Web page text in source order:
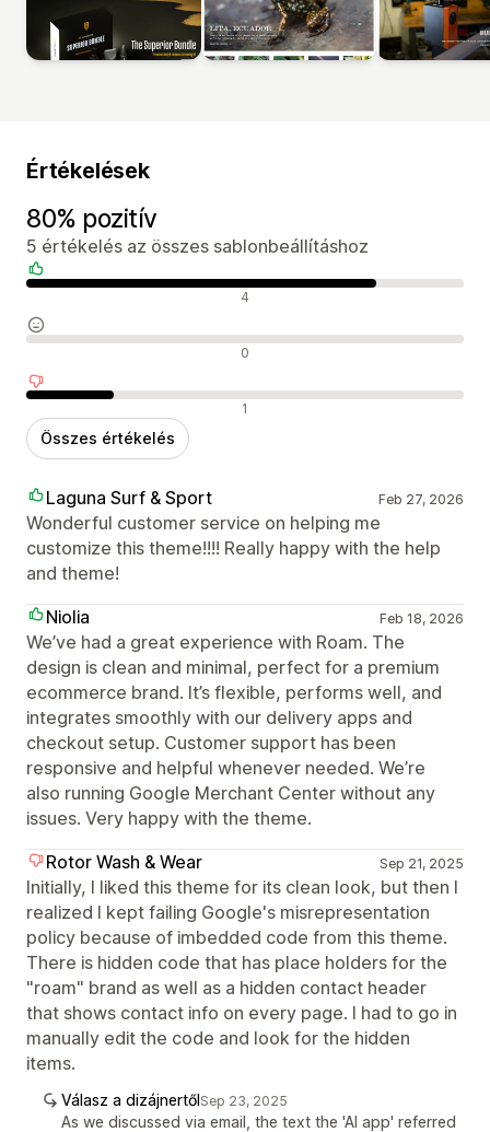
Értékelések
80% pozitív
5 értékelés az összes sablonbeállításhoz
Pozitív értékelések 4
Semleges értékelések 0
Negatív értékelések 1
Összes értékelés
Laguna Surf & Sport Feb 27, 2026
Wonderful customer service on helping me
customize this theme!!!! Really happy with the help
and theme!
Niolia
Feb 18, 2026
We’ve had a great experience with Roam. The
design is clean and minimal, perfect for a premium
ecommerce brand. It’s flexible, performs well, and
integrates smoothly with our delivery apps and
checkout setup. Customer support has been
responsive and helpful whenever needed. We’re
also running Google Merchant Center without any
issues. Very happy with the theme.
Rotor Wash & Wear
Sep 21, 2025
Initially, I liked this theme for its clean look, but then I
realized I kept failing Google's misrepresentation
policy because of imbedded code from this theme.
There is hidden code that has place holders for the
"roam" brand as well as a hidden contact header
that shows contact info on every page. I had to go in
manually edit the code and look for the hidden
items.
Válasz a dizájnertőlSep 23, 2025
As we discussed via email, the text the 'AI app' referred